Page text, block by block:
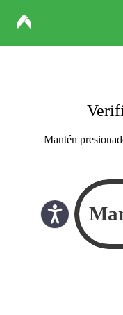
Mantén